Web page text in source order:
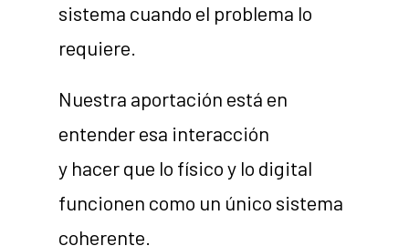
sistema cuando el problema lo
requiere.
Nuestra aportación está en
entender esa interacción
y hacer que lo físico y lo digital
funcionen como un único sistema
coherente.